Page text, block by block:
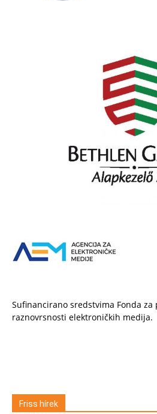
Sufinancirano sredstvima Fonda
raznovrsnosti elektroničkih medija.
Friss hírek